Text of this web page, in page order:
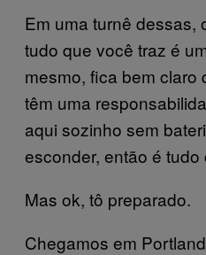
Em uma turnê dessas,
tudo que você traz é
mesmo, fica bem claro
têm uma
aqui sozinho sem
esconder, então é tudo
Mas ok, tô preparado.
Chegamos em